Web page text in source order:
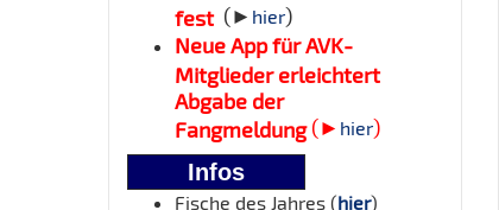
fest (► hier)
Neue App für AVK-
Mitglieder erleichtert
Abgabe der
Fangmeldung (► hier)
Infos
Fische des Jahres (hier)